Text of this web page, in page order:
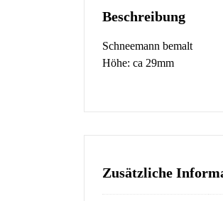
Beschreibung
Schneemann bemalt
Höhe: ca 29mm
Zusätzliche